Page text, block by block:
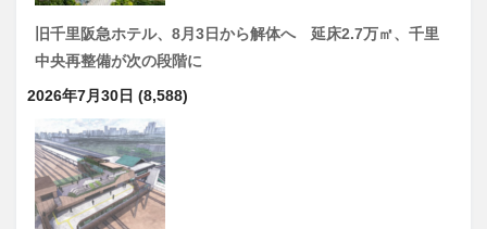
旧千里阪急ホテル、8月3日から解体へ 延床2.7万㎡、千里
中央再整備が次の段階に
2026年7月30日 (8,588)